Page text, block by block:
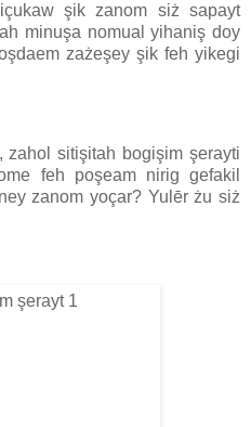
şik zanom siż sapayt
minuşa nomual yihaniş doy
zażeşey şik feh yikegi
zahol sitişitah bogişim şerayti
feh poşeam nirig gefakil
zanom yoçar? Yulēr żu siż